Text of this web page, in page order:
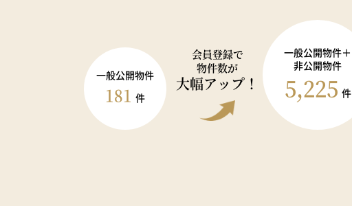
会員登録で
物件数が
大幅アップ！
一般公開物件
181 件
一般公開物件＋
非公開物件
5,225 件